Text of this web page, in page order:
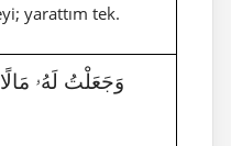
yarattım tek.
5505|74|12|وَجَعَلْتُ لَهُۥ